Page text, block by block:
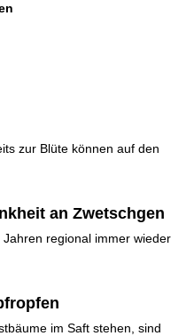
zur Blüte können auf den
an Zwetschgen
regional immer wieder
im Saft stehen, sind